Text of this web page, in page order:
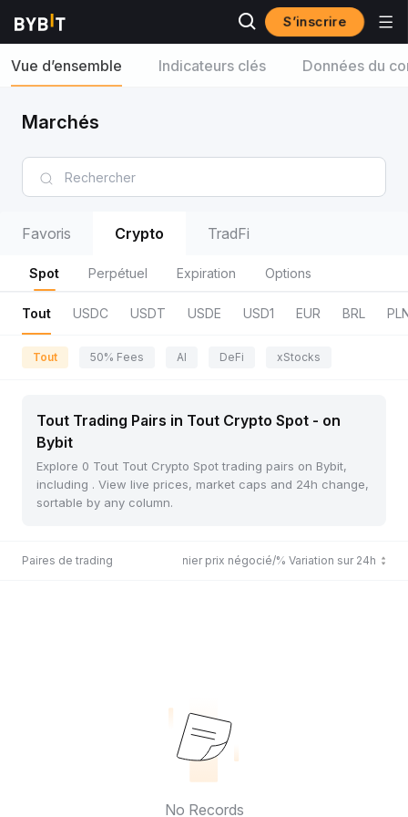
S’inscrire
Vue d’ensemble Indicateurs clés Données du
Marchés
Favoris Crypto TradFi
Spot Perpétuel Expiration Options
Tout USDC USDT USDE USD1 EUR BRL
Tout 50% Fees AI DeFi xStocks
Tout Trading Pairs in Tout Crypto Spot - on
Bybit
Explore 0 Tout Tout Crypto Spot trading pairs on Bybit,
including . View live prices, market caps and 24h change,
sortable by any column.
Paires de trading Dernier prix négocié/% Variation sur 24h
No Records